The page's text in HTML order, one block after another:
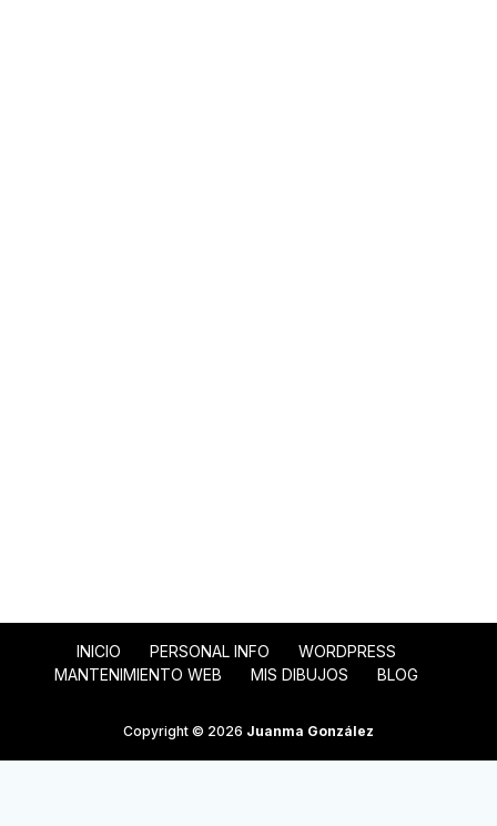
INICIO PERSONAL INFO
WORDPRESS
MANTENIMIENTO WEB
MIS DIBUJOS BLOG
Copyright © 2026 Juanma González